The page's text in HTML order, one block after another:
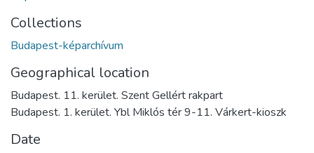
Collections
Budapest-képarchívum
Geographical location
Budapest. 11. kerület. Szent Gellért rakpart
Budapest. 1. kerület. Ybl Miklós tér 9-11. Várkert-kioszk
Date